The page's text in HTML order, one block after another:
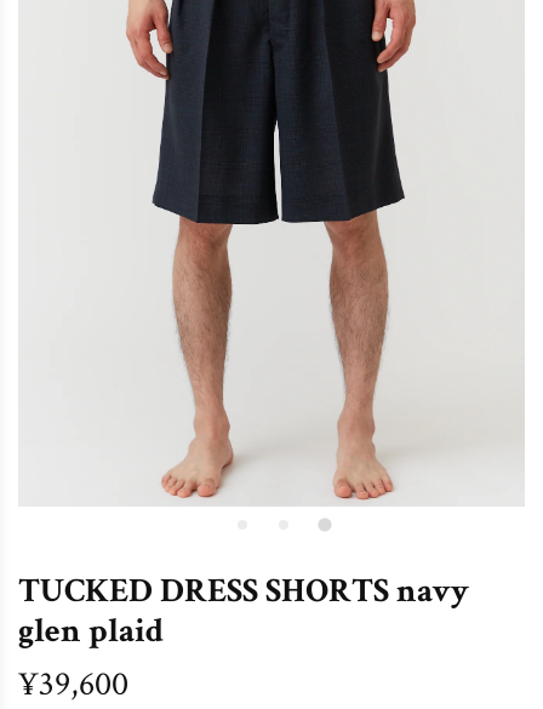
TUCKED DRESS SHORTS navy
glen plaid
¥39,600